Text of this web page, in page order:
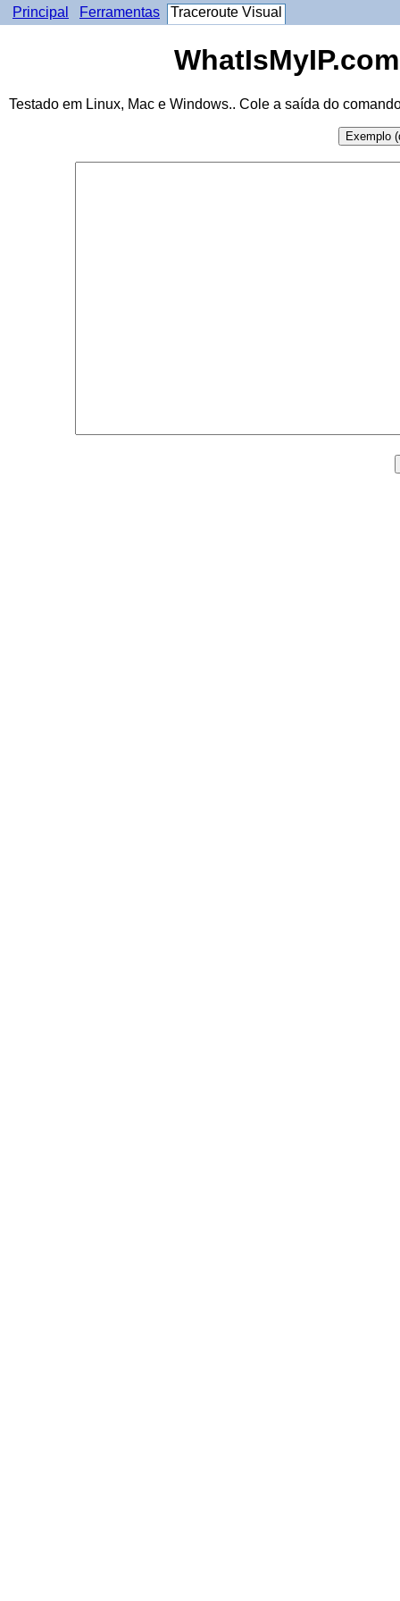
Principal Ferramentas Traceroute Visual
Testado em Linux, Mac e Windows.. Cole a saída do
Exemplo